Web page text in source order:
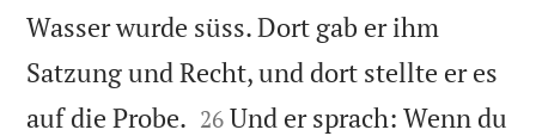
Wasser wurde süss. Dort gab er ihm
Satzung und Recht, und dort stellte er es
auf die Probe. 

26 Und er sprach: Wenn du